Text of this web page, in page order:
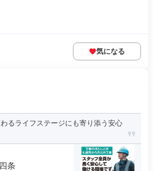
気になる
るライフステージにも寄り添う安心
条